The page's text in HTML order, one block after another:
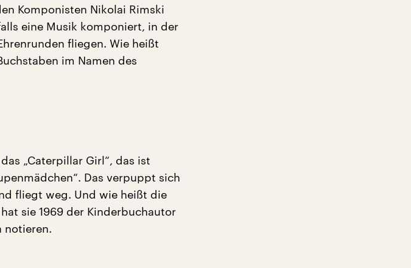
Komponisten Nikolai Rimski
eine Musik komponiert, in der
fliegen. Wie heißt
im Namen des
„Caterpillar Girl“, das ist
Das verpuppt sich
fliegt weg. Und wie heißt die
sie 1969 der Kinderbuchautor
notieren.